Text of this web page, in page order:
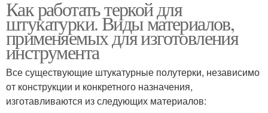
Как работать теркой для
штукатурки. Виды материалов,
применяемых для изготовления
инструмента
Все существующие штукатурные полутерки, независимо
от конструкции и конкретного назначения,
изготавливаются из следующих материалов: